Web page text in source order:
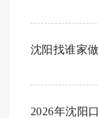
沈阳找谁家
2026年沈阳